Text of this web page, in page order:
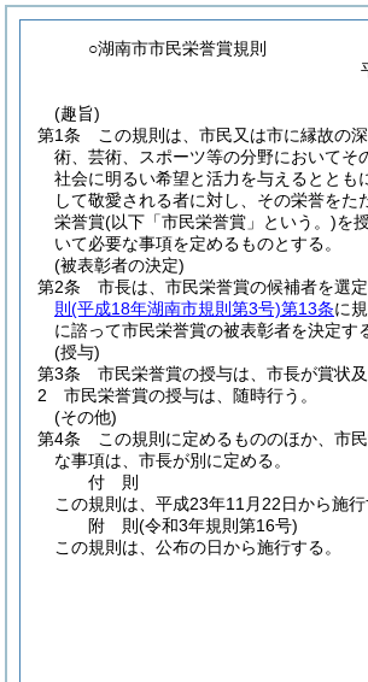
○湖南市市民栄誉賞規則
(趣旨)
第1条
この規則は、市民又は市に縁故の
術、芸術、スポーツ等の分野においてそ
社会に明るい希望と活力を与えるととも
して敬愛される者に対し、その栄誉をた
栄誉賞(以下「市民栄誉賞」という。)を
いて必要な事項を定めるものとする。
(被表彰者の決定)
第2条
市長は、市民栄誉賞の候補者を選定
則 (平成18年湖南市規則第3号)第13条に
に諮って市民栄誉賞の被表彰者を決定す
(授与)
第3条
市民栄誉賞の授与は、市長が賞状及
2
市民栄誉賞の授与は、随時行う。
(その他)
第4条
この規則に定めるもののほか、市
な事項は、市長が別に定める。
付 則
この規則は、平成23年11月22日から施行
附 則(令和3年規則第16号)
この規則は、公布の日から施行する。